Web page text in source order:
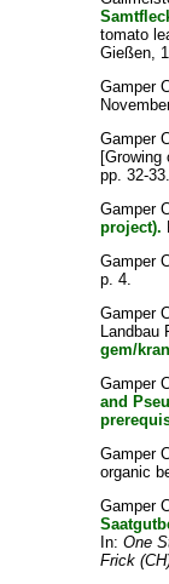
tomato
Gießen,
Gamper
Gamper
pp. 32-33.
Gamper
project).
Gamper
p. 4.
Gamper
Landbau
gem/
Gamper
and
Gamper
organic
Gamper
In:One
Frick